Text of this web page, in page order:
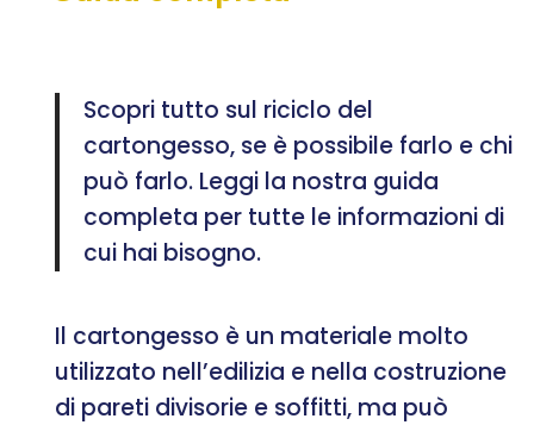
Scopri tutto sul riciclo del
cartongesso, se è possibile farlo e chi
può farlo. Leggi la nostra guida
completa per tutte le informazioni di
cui hai bisogno.
Il cartongesso è un materiale molto
utilizzato nell’edilizia e nella costruzione
di pareti divisorie e soffitti, ma può